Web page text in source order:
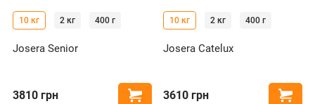
10 кг 2 кг 400 г
Josera Senior
3810 грн Купити
10 кг 2 кг 400 г
Josera Catelux
3610 грн